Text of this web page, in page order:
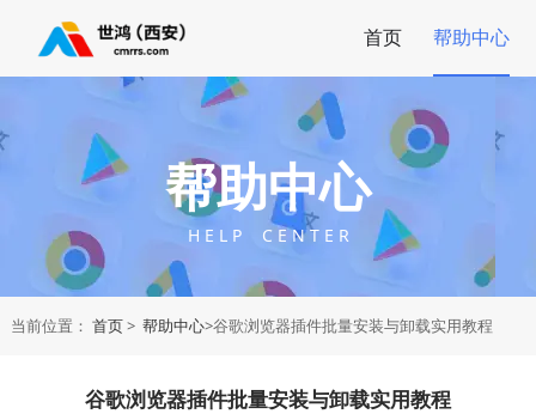
首页 帮助中心
帮助中心
H E L P C E N T E R
当前位置： 首页> 帮助中心>谷歌浏览器插件批量安装与卸载实用教程
谷歌浏览器插件批量安装与卸载实用教程